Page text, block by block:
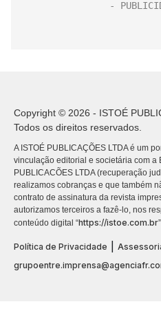
Copyright © 2026 - ISTOÉ
Todos os direitos reservados.
A ISTOÉ PUBLICAÇÕES LTDA é um
vinculação editorial e societária com a
PUBLICACÕES LTDA (recuperação
realizamos cobranças e que também
contrato de assinatura da revista
autorizamos terceiros a fazê-lo, nos
conteúdo digital “https://istoe.com.br
Política de Privacidade